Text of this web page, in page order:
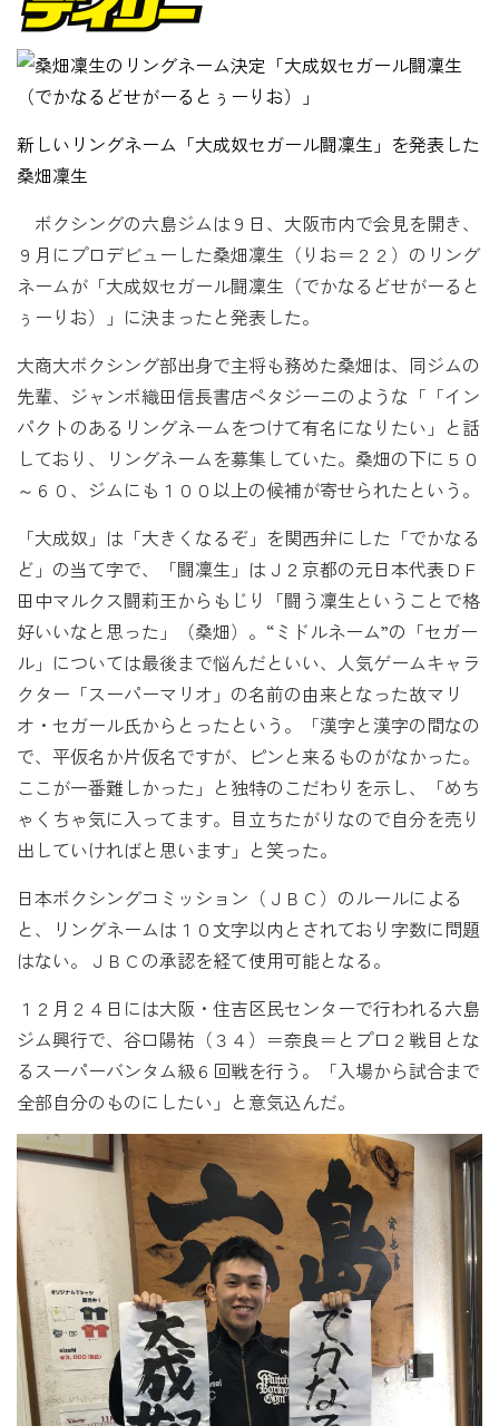
新しいリングネーム「大成奴セガール闘凜生」を発表した
桑畑凜生
ボクシングの六島ジムは９日、大阪市内で会見を開き、
９月にプロデビューした桑畑凜生（りお＝２２）のリング
ネームが「大成奴セガール闘凜生（でかなるどせがーると
ぅーりお）
」に決まったと発表した。
大商大ボクシング部出身で主将も務めた桑畑は、同ジムの
先輩、ジャンボ織田信長書店ペタジーニのような「「イン
パクトのあるリングネームをつけて有名になりたい」と話
しており、リングネームを募集していた。桑畑の下に５０
～６０、ジムにも１００以上の候補が寄せられたという。
「大成奴」は「大きくなるぞ」を関西弁にした「でかなる
ど」の当て字で、「闘凜生」はＪ２京都の元日本代表ＤＦ
田中マルクス闘莉王からもじり「闘う凜生ということで格
好いいなと思った」（桑畑）。“ミドルネーム”の「セガー
ル」については最後まで悩んだといい、人気ゲームキャラ
クター「スーパーマリオ 」の名前の由来となった故マリ
オ・セガール氏からとったという。「漢字と漢字の間なの
で、平仮名か片仮名ですが、ピンと来るものがなかった。
ここが一番難しかった」と独特のこだわりを示し、「めち
ゃくちゃ気に入ってます。目立ちたがりなので自分を売り
出していければと思います」と笑った。
日本ボクシングコミッション（ＪＢＣ）のルールによる
と、リングネームは１０文字以内とされており字数に問題
はない。ＪＢＣの承認を経て使用可能となる。
１２月２４日には大阪・住吉区民センターで行われる六島
ジム興行で、谷口陽祐（３４）＝奈良＝とプロ２戦目とな
るスーパーバンタム級６回戦を行う。「入場から試合まで
全部自分のものにしたい」と意気込んだ。